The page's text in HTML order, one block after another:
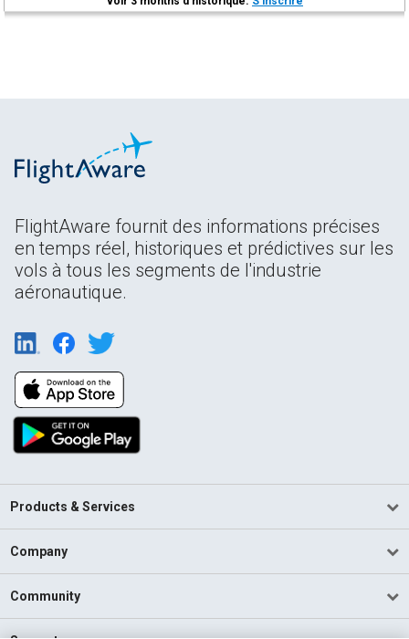
FlightAware fournit des informations précises
en temps réel, historiques et prédictives sur les
vols à tous les segments de l'industrie
aéronautique.
Products & Services
Company
Community